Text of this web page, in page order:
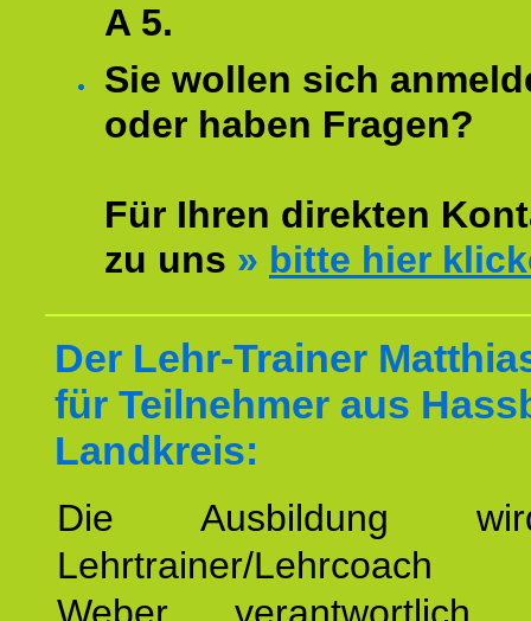
A 5.
Sie wollen sich
oder haben Fragen?
Für Ihren direkten
zu uns » bitte hier
Der Lehr-Trainer
für Teilnehmer aus
Landkreis:
Die Ausbildung
Lehrtrainer/Lehrcoach